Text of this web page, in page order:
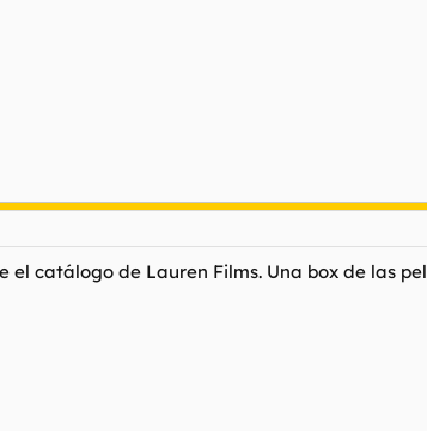
el catálogo de Lauren Films. Una box de las